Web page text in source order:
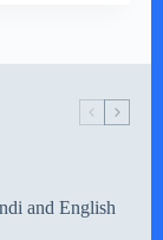
and English